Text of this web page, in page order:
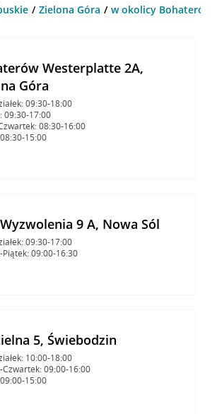
Zielona Góra w okolicy Bohaterów
Westerplatte 2A,
Góra
09:30-18:00
09:30-17:00
08:30-16:00
15:00
9 A, Nowa Sól
09:30-17:00
09:00-16:30
5, Świebodzin
10:00-18:00
09:00-16:00
15:00